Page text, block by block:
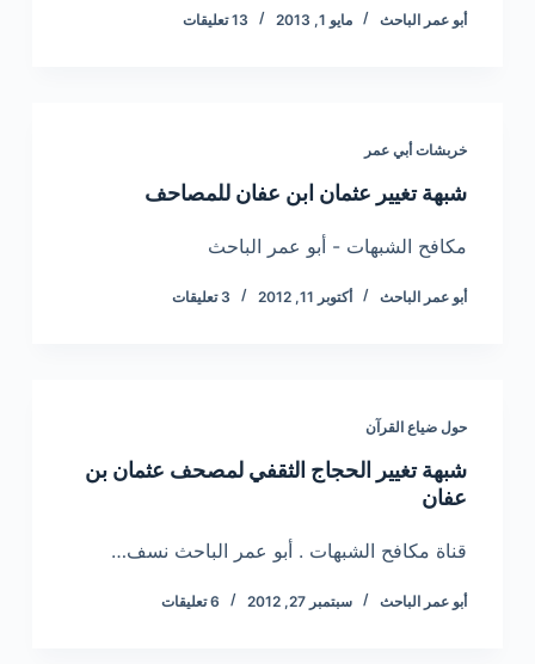
أبو عمر الباحث مايو 1, 2013 13 تعليقات
خربشات أبي عمر
شبهة تغيير عثمان ابن عفان للمصاحف
مكافح الشبهات - أبو عمر الباحث
أبو عمر الباحث أكتوبر 11, 2012 3 تعليقات
حول ضياع القرآن
شبهة تغيير الحجاج الثقفي لمصحف عثمان بن
عفان
قناة مكافح الشبهات . أبو عمر الباحث نسف…
أبو عمر الباحث سبتمبر 27, 2012 6 تعليقات